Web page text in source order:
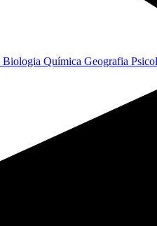
Biologia Química Geografia